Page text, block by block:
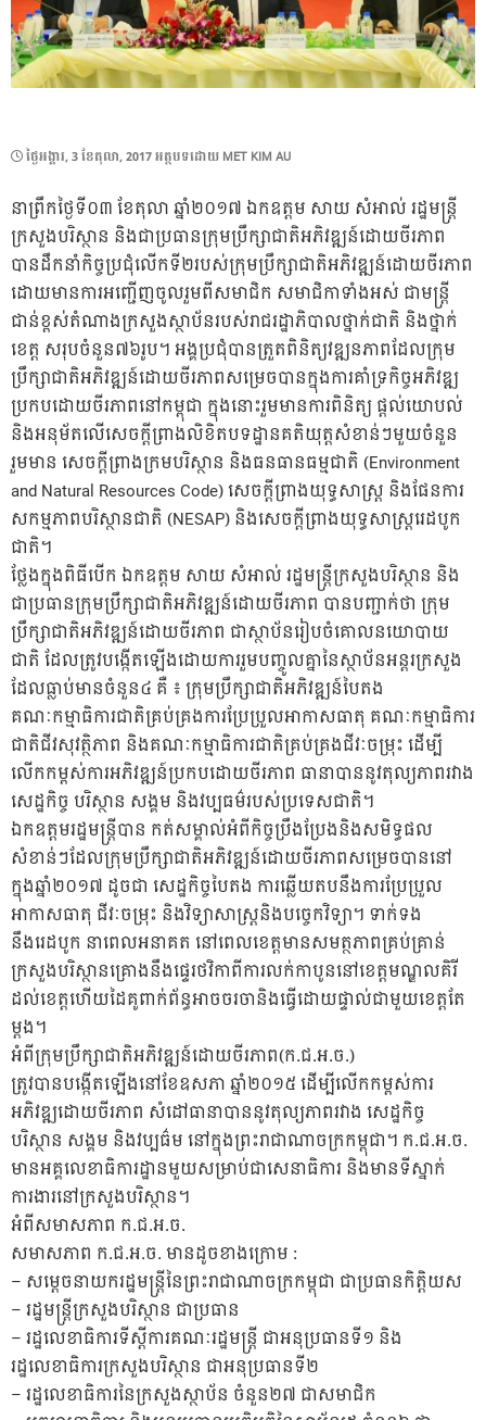
POSTED
ថ្ងៃ​អង្គារ, 3 ខែ​តុលា, 2017អត្ថបទដោយ MET KIM AU
នាព្រឹកថ្ងៃទី០៣ ខែតុលា ឆ្នាំ២០១៧ ឯកឧត្តម សាយ សំអាល់ រដ្ឋមន្រ្តី
ក្រសួងបរិស្ថាន និងជាប្រធានក្រុមប្រឹក្សាជាតិអភិវឌ្ឍន៍ដោយចីរភាព
បានដឹកនាំកិច្ចប្រជុំលើកទី២របស់ក្រុមប្រឹក្សាជាតិអភិវឌ្ឍន៍ដោយចីរភាព
ដោយមានការអញ្ជើញចូលរួមពីសមាជិក សមាជិកាទាំងអស់ ជាមន្រ្តី
ជាន់ខ្ពស់តំណាងក្រសួងស្ថាប័នរបស់រាជរដ្ឋាភិបាលថ្នាក់ជាតិ និងថ្នាក់
ខេត្ត សរុបចំនួន៧៦រូប។ អង្គប្រជុំបានត្រួតពិនិត្យវឌ្ឍនភាពដែលក្រុម
ប្រឹក្សាជាតិអភិវឌ្ឍន៍ដោយចីរភាពសម្រេចបានក្នុងការគាំទ្រកិច្ចអភិវឌ្ឍ
ប្រកបដោយចីរភាពនៅកម្ពុជា ក្នុងនោះរួមមានការពិនិត្យ ផ្តល់យោបល់
និងអនុម័តលើសេចក្តីព្រាងលិខិតបទដ្ឋានគតិយុត្តសំខាន់ៗមួយចំនួន
រួមមាន សេចក្តីព្រាងក្រមបរិស្ថាន និងធនធានធម្មជាតិ (Environment
and Natural Resources Code) សេចក្តីព្រាងយុទ្ធសាស្រ្ត និងផែនការ
សកម្មភាពបរិស្ថានជាតិ (NESAP) និងសេចក្តីព្រាងយុទ្ធសាស្រ្តរេដបូក
ជាតិ។
ថ្លែងក្នុងពិធីបើក ឯកឧត្តម សាយ សំអាល់ រដ្ឋមន្រ្តីក្រសួងបរិស្ថាន និង
ជាប្រធានក្រុមប្រឹក្សាជាតិអភិវឌ្ឍន៍ដោយចីរភាព បានបញ្ជាក់ថា ក្រុម
ប្រឹក្សាជាតិអភិវឌ្ឍន៍ដោយចីរភាព ជាស្ថាប័នរៀបចំគោលនយោបាយ
ជាតិ ដែលត្រូវបង្កើតឡើងដោយការរួមបញ្ចូលគ្នានៃស្ថាប័នអន្តរក្រសួង
ដែលធ្លាប់មានចំនួន៤ គឺ ៖ ក្រុមប្រឹក្សាជាតិអភិវឌ្ឍន៍បៃតង
គណៈកម្មាធិការជាតិគ្រប់គ្រងការប្រែប្រួលអាកាសធាតុ គណៈកម្មាធិការ
ជាតិជីវសុវត្ថិភាព និងគណៈកម្មាធិការជាតិគ្រប់គ្រងជីវៈចម្រុះ ដើម្បី
លើកកម្ពស់ការអភិវឌ្ឍន៍ប្រកបដោយចីរភាព ធានាបាននូវតុល្យភាពរវាង
សេដ្ឋកិច្ច បរិស្ថាន សង្គម និងវប្បធម៌របស់ប្រទេសជាតិ។
ឯកឧត្តមរដ្ឋមន្រ្តីបាន កត់សម្គាល់អំពីកិច្ចប្រឹងប្រែងនិងសមិទ្ធផល
សំខាន់ៗដែលក្រុមប្រឹក្សាជាតិអភិវឌ្ឍន៍ដោយចីរភាពសម្រេចបាននៅ
ក្នុងឆ្នាំ២០១៧ ដូចជា សេដ្ឋកិច្ចបៃតង ការឆ្លើយតបនឹងការប្រែប្រួល
អាកាសធាតុ ជីវៈចម្រុះ និងវិទ្យាសាស្រ្តនិងបច្ចេកវិទ្យា។ ទាក់ទង
នឹងរេដបូក នាពេលអនាគត នៅពេលខេត្តមានសមត្ថភាពគ្រប់គ្រាន់
ក្រសួងបរិស្ថានគ្រោងនឹងផ្ទេរថវិកាពីការលក់កាបូននៅខេត្តមណ្ឌលគិរី
ដល់ខេត្តហើយដៃគូពាក់ព័ន្ធអាចចរចានិងធ្វើដោយផ្ទាល់ជាមួយខេត្តតែ
ម្តង។
អំពីក្រុមប្រឹក្សាជាតិអភិវឌ្ឍន៍ដោយចីរភាព(ក.ជ.អ.ច.)
ត្រូវបានបង្កើតឡើងនៅខែឧសភា ឆ្នាំ២០១៥ ដើម្បីលើកកម្ពស់ការ
អភិវឌ្ឍដោយចីរភាព សំដៅធានាបាននូវតុល្យភាពរវាង សេដ្ឋកិច្ច
បរិស្ថាន សង្គម និងវប្បធ៌ម នៅក្នុងព្រះរាជាណាចក្រកម្ពុជា។ ក.ជ.អ.ច.
មានអគ្គលេខាធិការដ្ឋានមួយសម្រាប់ជាសេនាធិការ និងមានទីស្នាក់
ការងារនៅក្រសួងបរិស្ថាន។
អំពីសមាសភាព ក.ជ.អ.ច.
សមាសភាព ក.ជ.អ.ច. មានដូចខាងក្រោម :
– សម្តេចនាយករដ្ឋមន្រ្តីនៃព្រះរាជាណាចក្រកម្ពុជា ជាប្រធានកិត្តិយស
– រដ្ឋមន្រ្តីក្រសួងបរិស្ថាន ជាប្រធាន
– រដ្ឋលេខាធិការទីស្តីការគណៈរដ្ឋមន្រ្តី ជាអនុប្រធានទី១ និង
រដ្ឋលេខាធិការក្រសួងបរិស្ថាន ជាអនុប្រធានទី២
– រដ្ឋលេខាធិការនៃក្រសួងស្ថាប័ន ចំនួន២៧ ជាសមាជិក